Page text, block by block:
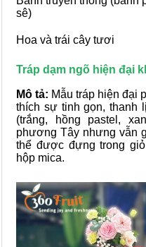
sê)
Hoa và trái cây tươi
Tráp dạm ngõ hiện đại
Mô tả: Mẫu tráp hiện đại
thích sự tinh gọn, thanh
(trắng, hồng pastel,
phương Tây nhưng vẫn
thể được đựng trong
hộp mica.